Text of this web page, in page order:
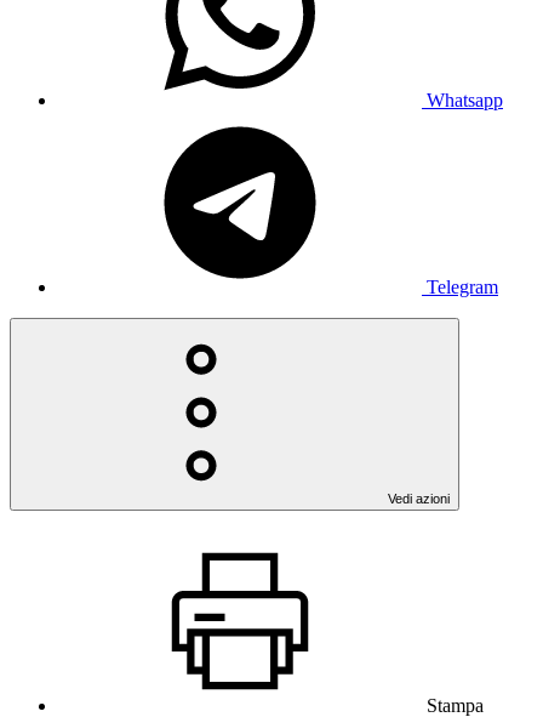
Whatsapp
Telegram
Vedi azioni
Stampa